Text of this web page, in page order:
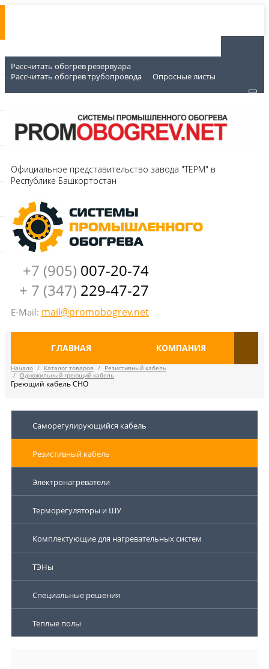
Рассчитать обогрев резервуара
Рассчитать обогрев трубопровода
Опросные листы
Официальное представительство завода "ТЕРМ" в
Республике Башкортостан
+7 (905) 007-20-74
+ 7 (347) 229-47-27
E-Mail: mail@promobogrev.net
ГЛАВНАЯ КОМПАНИЯ
Начало / Каталог товаров /
Резистивный кабель
/ Одножильный греющий кабель
Греющий кабель СНО
Саморегулирующийся кабель
Резистивный кабель
Электронагреватели
Терморегуляторы и ШУ
Комплектующие для нагревательных систем
ТЭНы
Специальные решения
Теплые полы